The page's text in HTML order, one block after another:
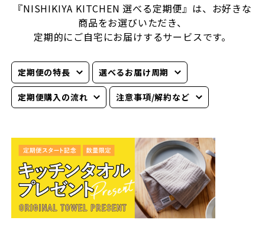
『NISHIKIYA KITCHEN 選べる定期便』は、お好きな
商品をお選びいただき、
定期的にご自宅にお届けするサービスです。
定期便の特長 選べるお届け周期
定期便購入の流れ 注意事項/解約など